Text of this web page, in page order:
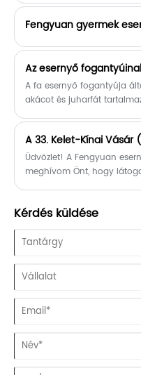
Fengyuan gyermek
Az esernyő
A fa esernyő fogantyúja
akácot és juharfát
A 33. Kelet-Kínai Vásár
Üdvözlet! A Fengyuan
meghívom Önt, hogy
Kérdés küldése